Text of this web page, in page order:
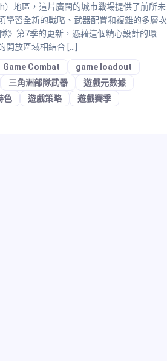
）地區，這片廣闊的城市戰場提供了前所未
學習全新的戰略、武器配置和複雜的多層次
》第7季的更新，憑藉這個精心設計的環
開放區域相結合 […]
Game Combat
game loadout
三角洲部隊武器
遊戲元數據
色 遊戲策略 遊戲賽季